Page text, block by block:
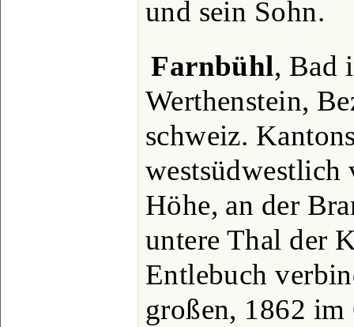
und sein Sohn.
Farnbühl, Bad
Werthenstein,
schweiz.
Höhe, an der
untere Thal der
Entlebuch
großen, 1862 im